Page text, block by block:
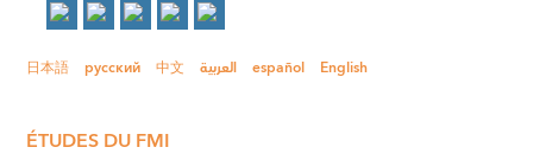
日本語 русский 中文 العربية español English
ÉTUDES DU FMI